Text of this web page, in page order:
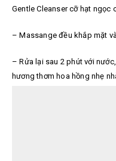
Gentle Cleanser cỡ hạt ngọc
– Massange đều khắp mặt
– Rửa lại sau 2 phút với
hương thơm hoa hồng nhẹ